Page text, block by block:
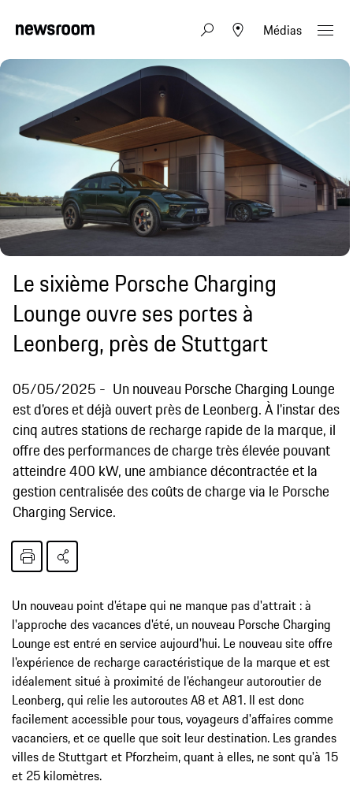
Médias
Le sixième Porsche Charging
Lounge ouvre ses portes à
Leonberg, près de Stuttgart
05/05/2025
Un nouveau Porsche Charging Lounge
est d'ores et déjà ouvert près de Leonberg. À l'instar des
cinq autres stations de recharge rapide de la marque, il
offre des performances de charge très élevée pouvant
atteindre 400 kW, une ambiance décontractée et la
gestion centralisée des coûts de charge via le Porsche
Charging Service.
Un nouveau point d'étape qui ne manque pas d'attrait : à
l'approche des vacances d'été, un nouveau Porsche Charging
Lounge est entré en service aujourd'hui. Le nouveau site offre
l'expérience de recharge caractéristique de la marque et est
idéalement situé à proximité de l'échangeur autoroutier de
Leonberg, qui relie les autoroutes A8 et A81. Il est donc
facilement accessible pour tous, voyageurs d'affaires comme
vacanciers, et ce quelle que soit leur destination. Les grandes
villes de Stuttgart et Pforzheim, quant à elles, ne sont qu'à 15
et 25 kilomètres.